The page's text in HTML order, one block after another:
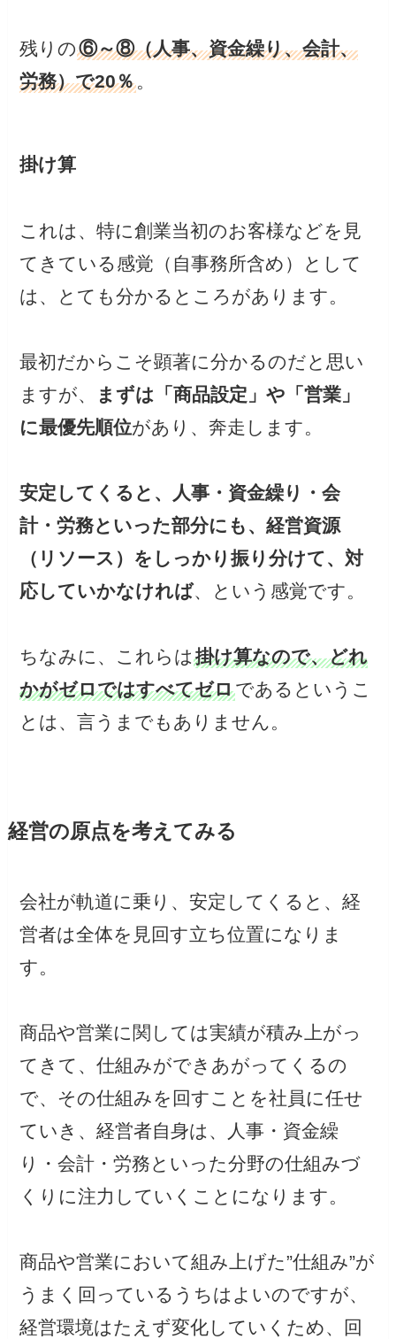
残りの⑥～⑧（人事、資金繰り、会計、
労務）で20％。
掛け算
これは、特に創業当初のお客様などを見
てきている感覚（自事務所含め）として
は、とても分かるところがあります。
最初だからこそ顕著に分かるのだと思い
ますが、
まずは「商品設定」や「営業」
に最優先順位があり、奔走します。
安定してくると、人事・資金繰り・会
計・労務といった部分にも、経営資源
（リソース）をしっかり振り分けて、対
応していかなければ、という感覚です。
ちなみに、これらは掛け算なので、どれ
かがゼロではすべてゼロであるというこ
とは、言うまでもありません。
経営の原点を考えてみる
会社が軌道に乗り、安定してくると、経
営者は全体を見回す立ち位置になりま
す。
商品や営業に関しては実績が積み上がっ
てきて、仕組みができあがってくるの
で、その仕組みを回すことを社員に任せ
ていき、経営者自身は、人事・資金繰
り・会計・労務といった分野の仕組みづ
くりに注力していくことになります。
商品や営業において組み上げた”仕組み”が
うまく回っているうちはよいのですが、
経営環境はたえず変化していくため、回